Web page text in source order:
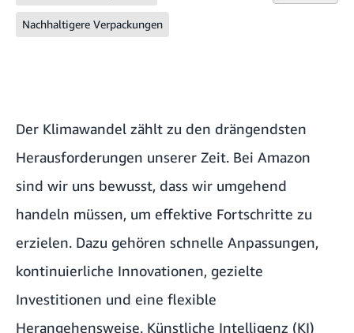
Nachhaltigere Verpackungen
Der Klimawandel zählt zu den drängendsten
Herausforderungen unserer Zeit. Bei Amazon
sind wir uns bewusst, dass wir umgehend
handeln müssen, um effektive Fortschritte zu
erzielen. Dazu gehören schnelle Anpassungen,
kontinuierliche Innovationen, gezielte
Investitionen und eine flexible
Herangehensweise. Künstliche Intelligenz (KI)